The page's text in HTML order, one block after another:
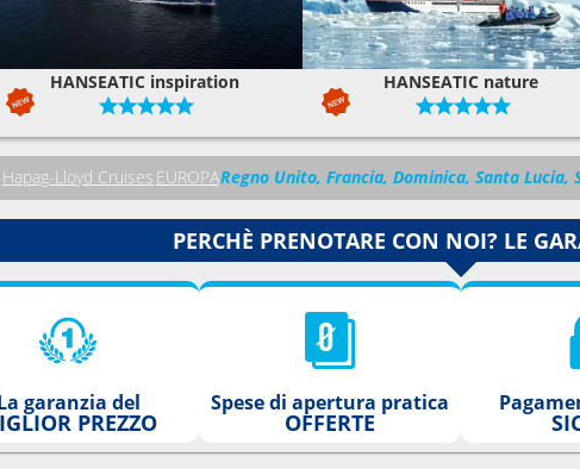
HANSEATIC inspiration HANSEATIC nature
Hapag-Lloyd Cruises EUROPARegno Unito, Francia, Dominica, Santa
PERCHÈ PRENOTARE CON NOI? LE
garanzia del
PREZZO
Spese di apertura pratica
OFFERTE